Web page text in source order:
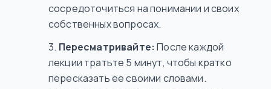
сосредоточиться на понимании и своих
собственных вопросах.
Пересматривайте: После каждой
лекции тратьте 5 минут, чтобы кратко
пересказать ее своими словами.